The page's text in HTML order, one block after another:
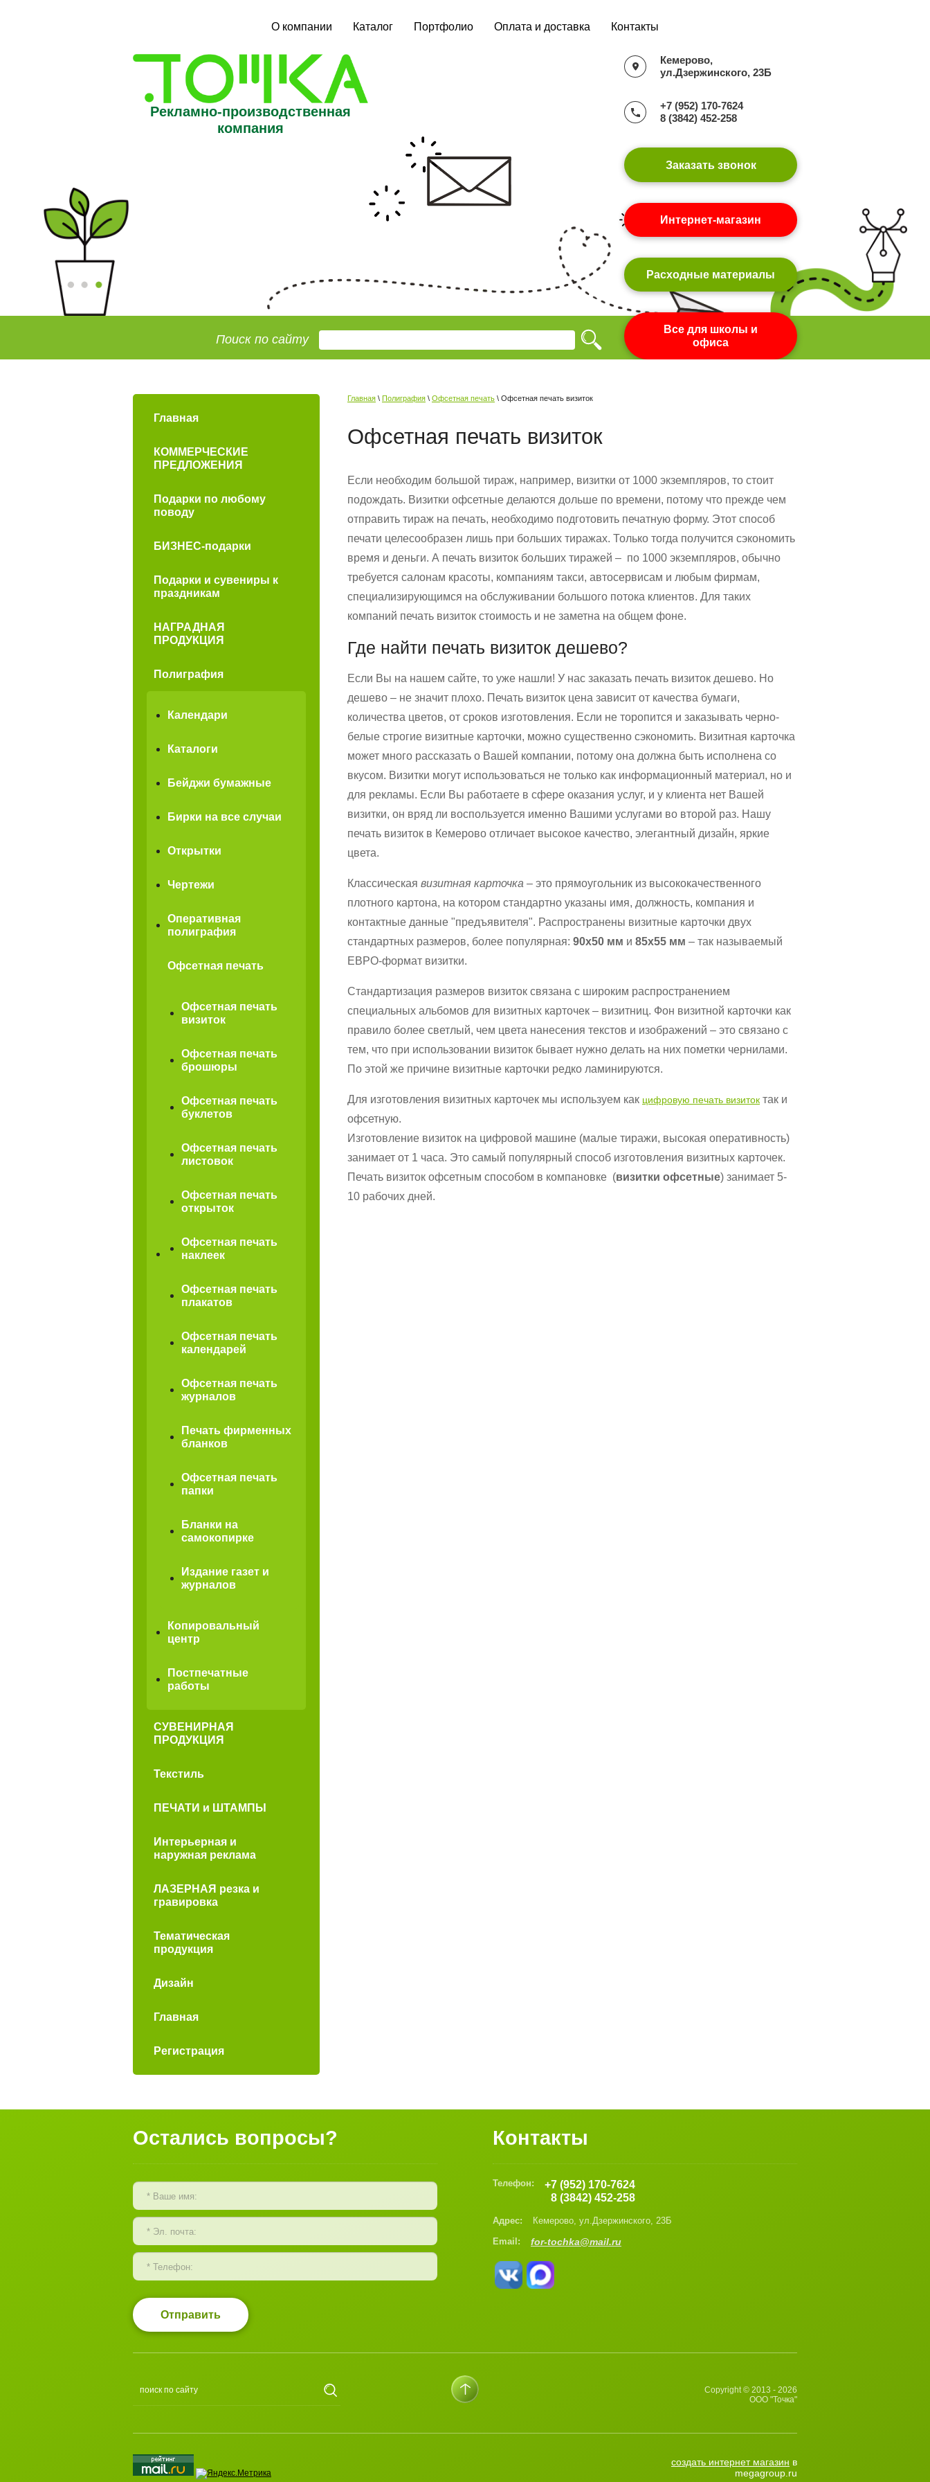
О компании Каталог Портфолио Оплата и доставка Контакты
Рекламно-производственная
компания
Кемерово,
ул.Дзержинского, 23Б
+7 (952) 170-7624
8 (3842) 452-258
Заказать звонок
Интернет-магазин
Расходные материалы
Все для школы и
офиса
Главная
КОММЕРЧЕСКИЕ
ПРЕДЛОЖЕНИЯ
Подарки по любому
поводу
БИЗНЕС-подарки
Подарки и сувениры к
праздникам
НАГРАДНАЯ
ПРОДУКЦИЯ
Полиграфия
Календари
Каталоги
Бейджи бумажные
Бирки на все случаи
Открытки
Чертежи
Оперативная
полиграфия
Офсетная печать
Офсетная печать
визиток
Офсетная печать
брошюры
Офсетная печать
буклетов
Офсетная печать
листовок
Офсетная печать
открыток
Офсетная печать
наклеек
Офсетная печать
плакатов
Офсетная печать
календарей
Офсетная печать
журналов
Печать фирменных
бланков
Офсетная печать
папки
Бланки на
самокопирке
Издание газет и
журналов
Копировальный
центр
Постпечатные
работы
СУВЕНИРНАЯ
ПРОДУКЦИЯ
Текстиль
ПЕЧАТИ и ШТАМПЫ
Интерьерная и
наружная реклама
ЛАЗЕРНАЯ резка и
гравировка
Тематическая
продукция
Дизайн
Главная
Регистрация
Главная \ Полиграфия \ Офсетная печать \ Офсетная печать визиток
Офсетная печать визиток
Если необходим большой тираж, например, визитки от 1000 экземпляров, то стоит
подождать. Визитки офсетные делаются дольше по времени, потому что прежде чем
отправить тираж на печать, необходимо подготовить печатную форму. Этот способ
печати целесообразен лишь при больших тиражах. Только тогда получится сэкономить
время и деньги. А печать визиток больших тиражей – по 1000 экземпляров, обычно
требуется салонам красоты, компаниям такси, автосервисам и любым фирмам,
специализирующимся на обслуживании большого потока клиентов. Для таких
компаний печать визиток стоимость и не заметна на общем фоне.
Где найти печать визиток дешево?
Если Вы на нашем сайте, то уже нашли! У нас заказать печать визиток дешево. Но
дешево – не значит плохо. Печать визиток цена зависит от качества бумаги,
количества цветов, от сроков изготовления. Если не торопится и заказывать черно-
белые строгие визитные карточки, можно существенно сэкономить. Визитная карточка
может много рассказать о Вашей компании, потому она должна быть исполнена со
вкусом. Визитки могут использоваться не только как информационный материал, но и
для рекламы. Если Вы работаете в сфере оказания услуг, и у клиента нет Вашей
визитки, он вряд ли воспользуется именно Вашими услугами во второй раз. Нашу
печать визиток в Кемерово отличает высокое качество, элегантный дизайн, яркие
цвета.
Классическая визитная карточка – это прямоугольник из высококачественного
плотного картона, на котором стандартно указаны имя, должность, компания и
контактные данные "предъявителя". Распространены визитные карточки двух
стандартных размеров, более популярная: 90х50 мм и 85х55 мм – так называемый
ЕВРО-формат визитки.
Стандартизация размеров визиток связана с широким распространением
специальных альбомов для визитных карточек – визитниц. Фон визитной карточки как
правило более светлый, чем цвета нанесения текстов и изображений – это связано с
тем, что при использовании визиток бывает нужно делать на них пометки чернилами.
По этой же причине визитные карточки редко ламинируются.
Для изготовления визитных карточек мы используем как цифровую печать визиток так и
офсетную.
Изготовление визиток на цифровой машине (малые тиражи, высокая оперативность)
занимает от 1 часа. Это самый популярный способ изготовления визитных карточек.
Печать визиток офсетным способом в компановке (визитки офсетные) занимает 5-
10 рабочих дней.
Остались вопросы?
Отправить
Контакты
Телефон:
+7 (952) 170-7624
8 (3842) 452-258
Адрес: Кемерово, ул.Дзержинского, 23Б
Email: for-tochka@mail.ru
Copyright © 2013 - 2026
ООО "Точка"
создать интернет магазин в
megagroup.ru